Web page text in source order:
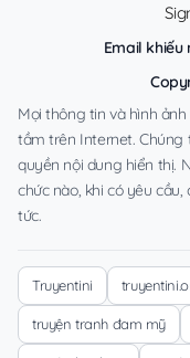
Email khiếu
Mọi thông tin và hình
tầm trên Internet. Chúng
quyền nội dung hiển thị.
chức nào, khi có yêu
tức.
Truyentini
truyện tranh đam mỹ